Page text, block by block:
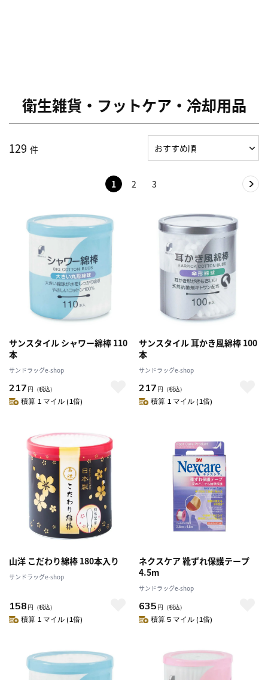
衛生雑貨・フットケア・冷却用品
129 件
1 2 3
サンスタイル シャワー綿棒 110
本
サンドラッグe-shop
217 円 （税込）
積算 1 マイル (1倍)
サンスタイル 耳かき風綿棒 100
本
サンドラッグe-shop
217 円 （税込）
積算 1 マイル (1倍)
山洋 こだわり綿棒 180本入り
サンドラッグe-shop
158 円 （税込）
積算 1 マイル (1倍)
ネクスケア 靴ずれ保護テープ
4.5m
サンドラッグe-shop
635 円 （税込）
積算 5 マイル (1倍)